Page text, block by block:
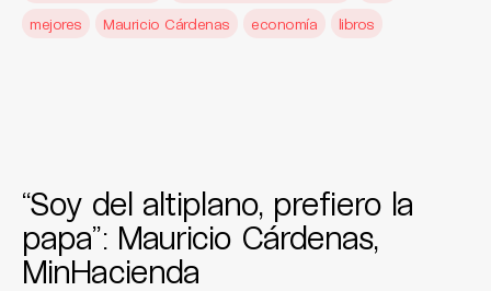
mejores
Mauricio Cárdenas economía libros
“Soy del altiplano, prefiero la
papa”: Mauricio Cárdenas,
MinHacienda